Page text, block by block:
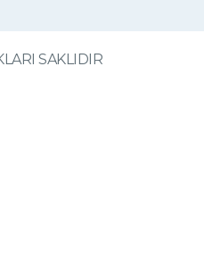
SAKLIDIR